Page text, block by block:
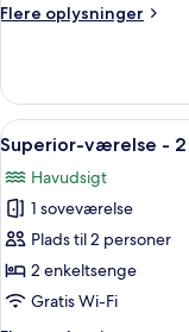
kingsize-
balkon
-
havudsigt
Flere oplysninger
Flere
værelse
1
kingsize-
seng
balkon
-
havudsigt
Indlæs
alle
billeder
af
Superior-
værelse
-
4
Superior-værelse -
Havudsigt
1 soveværelse
Plads til 2 personer
2 enkeltsenge
Gratis Wi-Fi